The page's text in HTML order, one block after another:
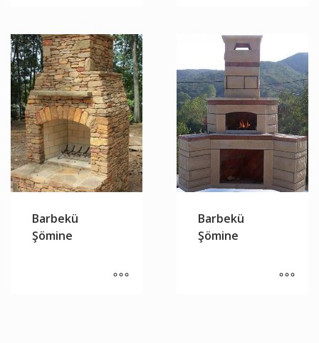
Barbekü
Şömine
Barbekü
Şömine